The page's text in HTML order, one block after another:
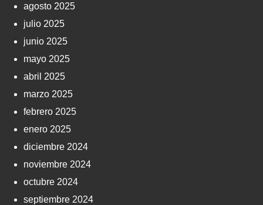
agosto 2025
julio 2025
junio 2025
mayo 2025
abril 2025
marzo 2025
febrero 2025
enero 2025
diciembre 2024
noviembre 2024
octubre 2024
septiembre 2024